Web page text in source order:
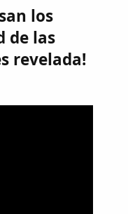
los
de las
revelada!